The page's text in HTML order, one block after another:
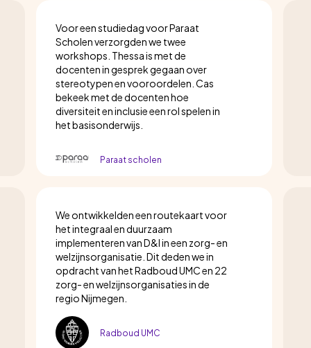
Voor een studiedag voor Paraat
Scholen verzorgden we twee
workshops. Thessa is met de
docenten in gesprek gegaan over
stereotypen en vooroordelen. Cas
bekeek met de docenten hoe
diversiteit en inclusie een rol spelen in
het basisonderwijs.
Paraat scholen
We ontwikkelden een routekaart voor
het integraal en duurzaam
implementeren van D&I in een zorg- en
welzijnsorganisatie. Dit deden we in
opdracht van het Radboud UMC en 22
zorg- en welzijnsorganisaties in de
regio Nijmegen.
Radboud UMC